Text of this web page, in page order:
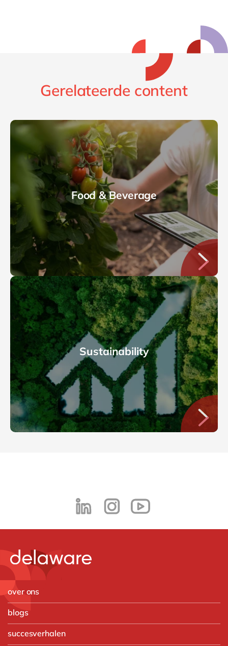
Gerelateerde content
Food & Beverage
Sustainability
over ons
blogs
succesverhalen